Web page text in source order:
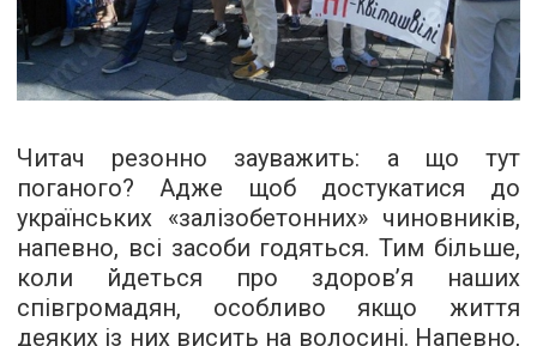
Читач резонно зауважить: а що тут
поганого? Адже щоб достукатися до
українських «залізобетонних» чиновників,
напевно, всі засоби годяться. Тим більше,
коли йдеться про здоров’я наших
співгромадян, особливо якщо життя
деяких із них висить на волосині. Напевно,